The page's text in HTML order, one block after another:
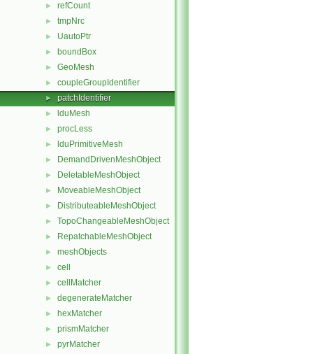
► refCount
► tmpNrc
► UautoPtr
► boundBox
► GeoMesh
► coupleGroupIdentifier
► patchIdentifier
► lduMesh
► procLess
► lduPrimitiveMesh
► DemandDrivenMeshObject
► DeletableMeshObject
► MoveableMeshObject
► DistributeableMeshObject
► TopoChangeableMeshObject
► RepatchableMeshObject
► meshObjects
► cell
► cellMatcher
► degenerateMatcher
► hexMatcher
► prismMatcher
► pyrMatcher